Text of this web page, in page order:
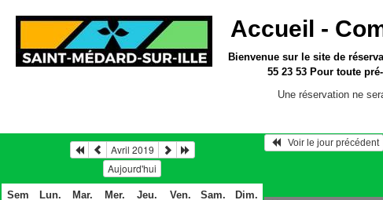
Accueil -
Bienvenue sur le sitede
55 23 53 Pour toute
Une réservation ne
Avril 2019
Aujourd'hui
Sem Lun. Mar. Mer. Jeu. Ven. Sam.
Dim.
   Voir le jour précédent